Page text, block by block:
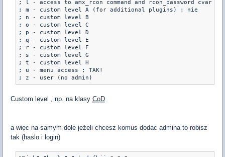
; l - access to amx_rcon command and rcon_password cvar
; m - custom level A (for additional plugins) : nie
; n - custom level B
; o - custom level C
; p - custom level D
; q - custom level E
; r - custom level F
; s - custom level G
; t - custom level H
; u - menu access ; TAK!
; z - user (no admin)
Custom level , np. na klasy CoD
a więc na samym dole jeżeli chcesz komus dodac admina to robisz
tak (haslo i login)